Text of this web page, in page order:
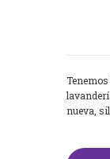
nueva,